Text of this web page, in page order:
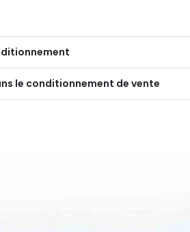
le conditionnement de vente